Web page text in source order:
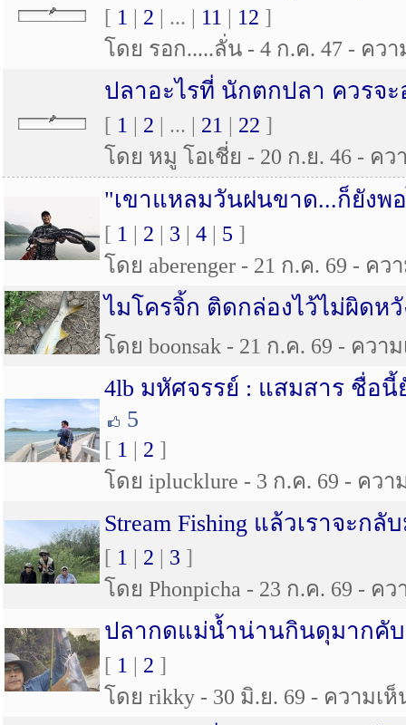
[ 1 | 2 | ... | 11 | 12 ]
โดย รอก.....ลั่น - 4 ก.ค. 47 - ควา
ปลาอะไรที่ นักตกปลา ควรจ
[ 1 | 2 | ... | 21 | 22 ]
โดย หมู โอเชี่ย - 20 ก.ย. 46 - คว
"เขาแหลมวันฝนขาด...ก็ยังพ
[ 1 | 2 | 3 | 4 | 5 ]
โดย aberenger - 21 ก.ค. 69 - คว
ไมโครจิ้ก ติดกล่องไว้ไม่ผิดหวั
โดย boonsak - 21 ก.ค. 69 - ควา
4lb มหัศจรรย์ : แสมสาร ชื่อ
5
[ 1 | 2 ]
โดย iplucklure - 3 ก.ค. 69 - ควา
Stream Fishing แล้วเราจะ
[ 1 | 2 | 3 ]
โดย Phonpicha - 23 ก.ค. 69 - ค
ปลากดแม่น้ำน่านกินดุมากคับ
[ 1 | 2 ]
โดย rikky - 30 มิ.ย. 69 - ความเห็